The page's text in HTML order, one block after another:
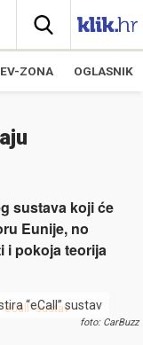
EV-ZONA OGLASNIK
sustava koji će
Eunije, no
i pokoja teorija
“eCall” sustav
foto: CarBuzz